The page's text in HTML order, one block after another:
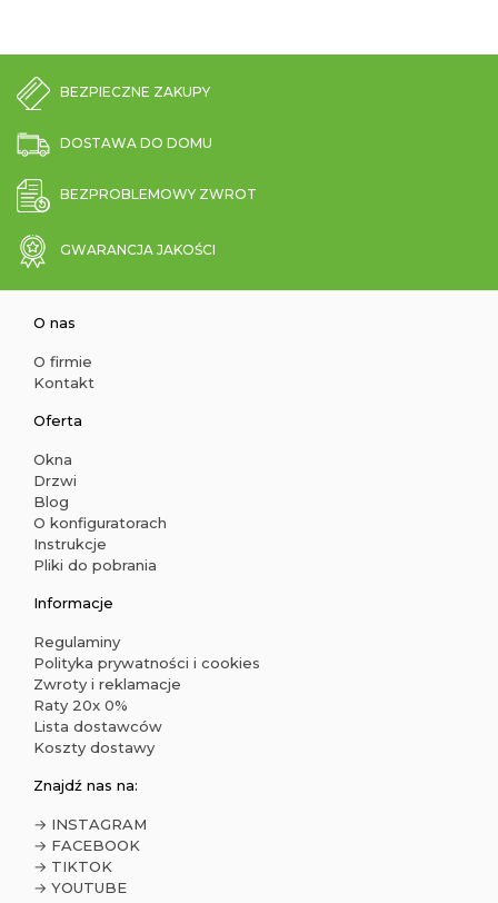
BEZPIECZNE ZAKUPY
DOSTAWA DO DOMU
BEZPROBLEMOWY ZWROT
GWARANCJA JAKOŚCI
O nas
O firmie
Kontakt
Oferta
Okna
Drzwi
Blog
O konfiguratorach
Instrukcje
Pliki do pobrania
Informacje
Regulaminy
Polityka prywatności i cookies
Zwroty i reklamacje
Raty 20x 0%
Lista dostawców
Koszty dostawy
Znajdź nas na:
→ INSTAGRAM
→ FACEBOOK
→ TIKTOK
→ YOUTUBE